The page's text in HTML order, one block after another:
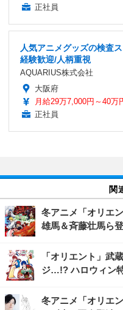
正社員
人気アニメグッズの検査
経験歓迎/人柄重視
AQUARIUS株式会社
大阪府
月給29万7,000円～40万
正社員
関
冬アニメ「オリエ
雄馬＆斉藤壮馬ら
「オリエント」武
ジ…!? ハロウィン
冬アニメ「オリエ